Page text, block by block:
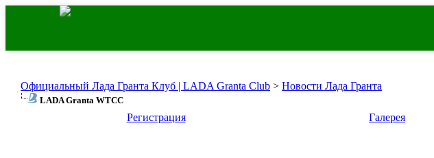
Официальный Лада Гранта Клуб | LADA Granta Club > Новости Лада Гранта
LADA Granta WTCC
Регистрация
Галерея